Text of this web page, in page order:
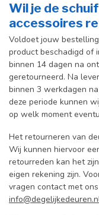
Wil je de
accessoires
Voldoet jouw
product beschadigd of
binnen 14 dagen na
geretourneerd. Na
binnen 3 werkdagen
deze periode kunnen
op welk moment
Het retourneren van
Wij kunnen hiervoor
retourreden kan het
eigen rekening zijn.
vragen contact met